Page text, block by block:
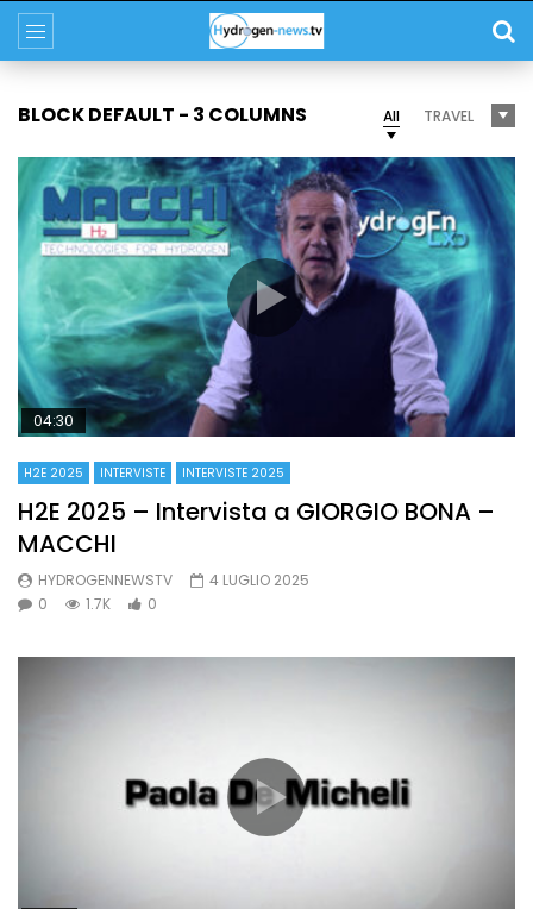
BLOCK DEFAULT - 3 COLUMNS All TRAVEL
04:30
H2E 2025 INTERVISTE INTERVISTE 2025
H2E 2025 – Intervista a GIORGIO BONA –
MACCHI
HYDROGENNEWSTV
4 LUGLIO 2025
0
1.7K 0